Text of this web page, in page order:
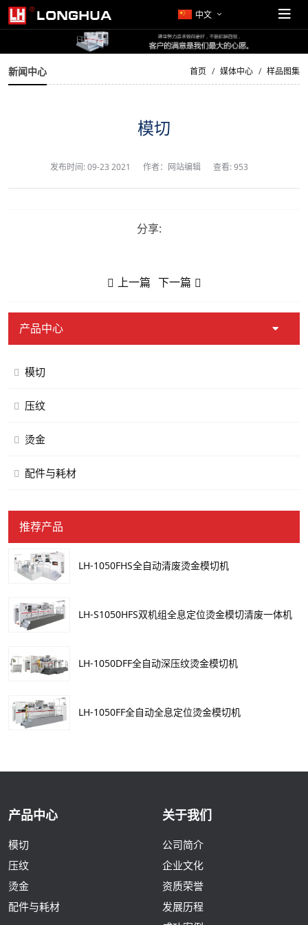
中文
新闻中心 首页 媒体中心 样品图集
模切
发布时间:09-23 2021 作者：网站编辑 查看: 953
分享:
上一篇 下一篇
产品中心
模切
压纹
烫金
配件与耗材
推荐产品
LH-1050FHS全自动清废烫金模切机
LH-S1050HFS双机组全息定位烫金模切清废一体机
LH-1050DFF全自动深压纹烫金模切机
LH-1050FF全自动全息定位烫金模切机
产品中心
模切
压纹
烫金
配件与耗材
关于我们
公司简介
企业文化
资质荣誉
发展历程